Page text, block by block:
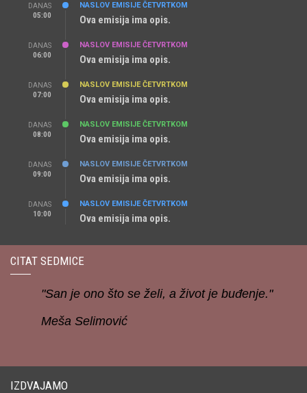
DANAS
05:00
NASLOV EMISIJE ČETVRTKOM
Ova emisija ima opis.
DANAS
06:00
NASLOV EMISIJE ČETVRTKOM
Ova emisija ima opis.
DANAS
07:00
NASLOV EMISIJE ČETVRTKOM
Ova emisija ima opis.
DANAS
08:00
NASLOV EMISIJE ČETVRTKOM
Ova emisija ima opis.
DANAS
09:00
NASLOV EMISIJE ČETVRTKOM
Ova emisija ima opis.
DANAS
10:00
NASLOV EMISIJE ČETVRTKOM
Ova emisija ima opis.
CITAT SEDMICE
"San je ono što se želi, a život je buđenje."
Meša Selimović
IZDVAJAMO